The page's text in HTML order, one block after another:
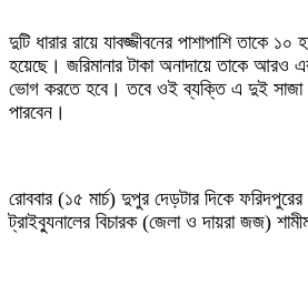
দুটি ধারার রায়ে যাবজ্জীবনের পাশাপাশি তাকে ১০
হয়েছে। জরিমানার টাকা অনাদায়ে তাকে আরও
ভোগ করতে হবে। তবে ওই ব্যক্তি এ দুই
পারবেন।
রোববার (১৫ মার্চ) দুপুর দেড়টার দিকে ফরিদপুরের
ট্রাইব্যুনালের বিচারক (জেলা ও দায়রা জজ)